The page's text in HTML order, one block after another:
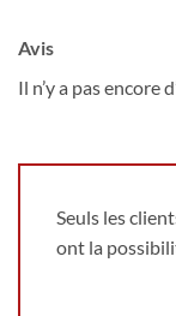
Avis
Il n’y a pas encore
Seuls les
ont la